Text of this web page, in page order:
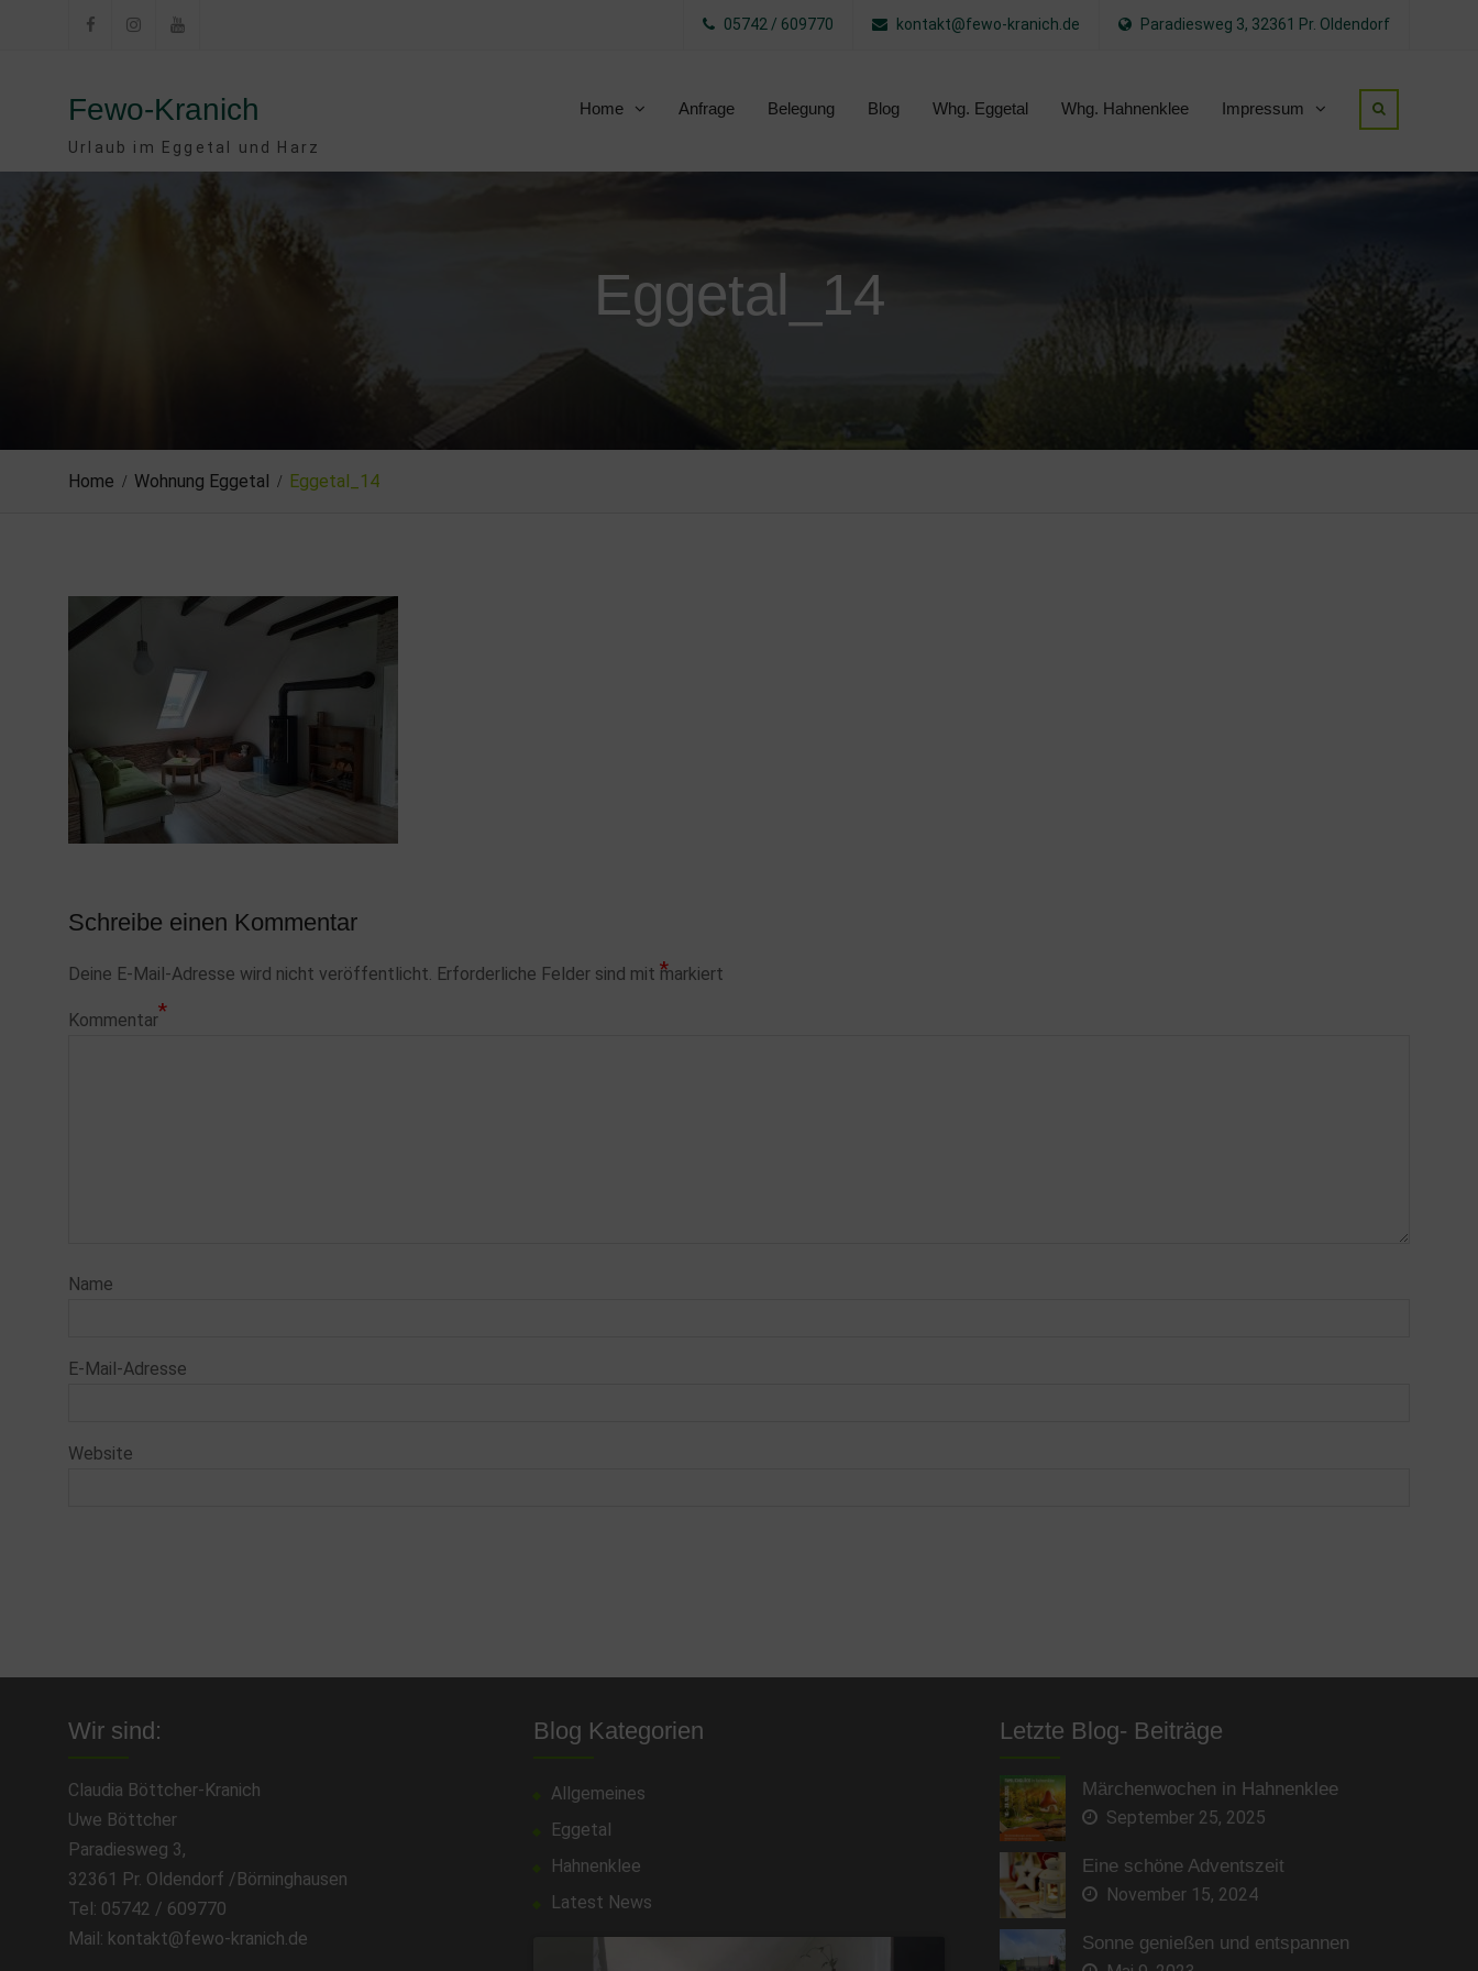
05742 / 609770 kontakt@fewo-kranich.de Paradiesweg 3, 32361 Pr. Oldendorf
Fewo-Kranich
Urlaub im Eggetal und Harz
Home Anfrage Belegung Blog Whg. Eggetal Whg. Hahnenklee Impressum
Eggetal_14
Home Wohnung Eggetal Eggetal_14
Schreibe einen Kommentar
Deine E-Mail-Adresse wird nicht veröffentlicht. Erforderliche Felder sind mit *
markiert
Kommentar*
Name
E-Mail-Adresse
Website
Wir sind:
Claudia Böttcher-Kranich
Uwe Böttcher
Paradiesweg 3,
32361 Pr. Oldendorf /Börninghausen
Tel: 05742 / 609770
Mail: kontakt@fewo-kranich.de
Blog Kategorien
Allgemeines
Eggetal
Hahnenklee
Latest News
Letzte Blog- Beiträge
Märchenwochen in Hahnenklee
September 25, 2025
Eine schöne Adventszeit
November 15, 2024
Sonne genießen und entspannen